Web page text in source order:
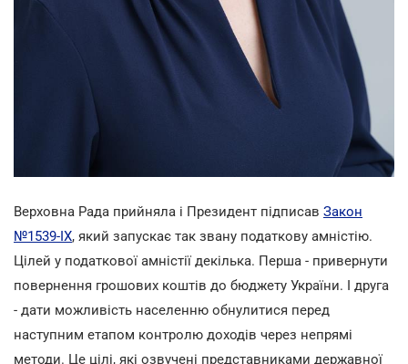
Верховна Рада прийняла і Президент підписав Закон
№1539-IX, який запускає так звану податкову амністію.
Цілей у податкової амністії декілька. Перша - привернути
повернення грошових коштів до бюджету України. І друга
- дати можливість населенню обнулитися перед
наступним етапом контролю доходів через непрямі
методи. Це цілі, які озвучені представниками державної